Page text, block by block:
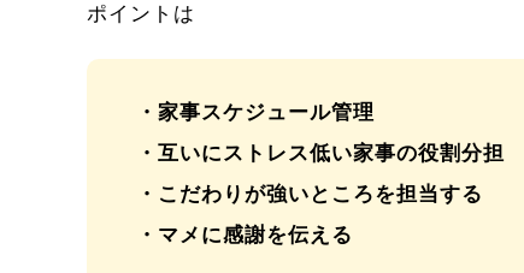
ポイントは
・家事スケジュール管理
・互いにストレス低い家事の役割分担
・こだわりが強いところを担当する
・マメに感謝を伝える